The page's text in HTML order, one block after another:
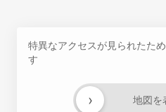
特異なアクセスが見られたた
す
地図を
›